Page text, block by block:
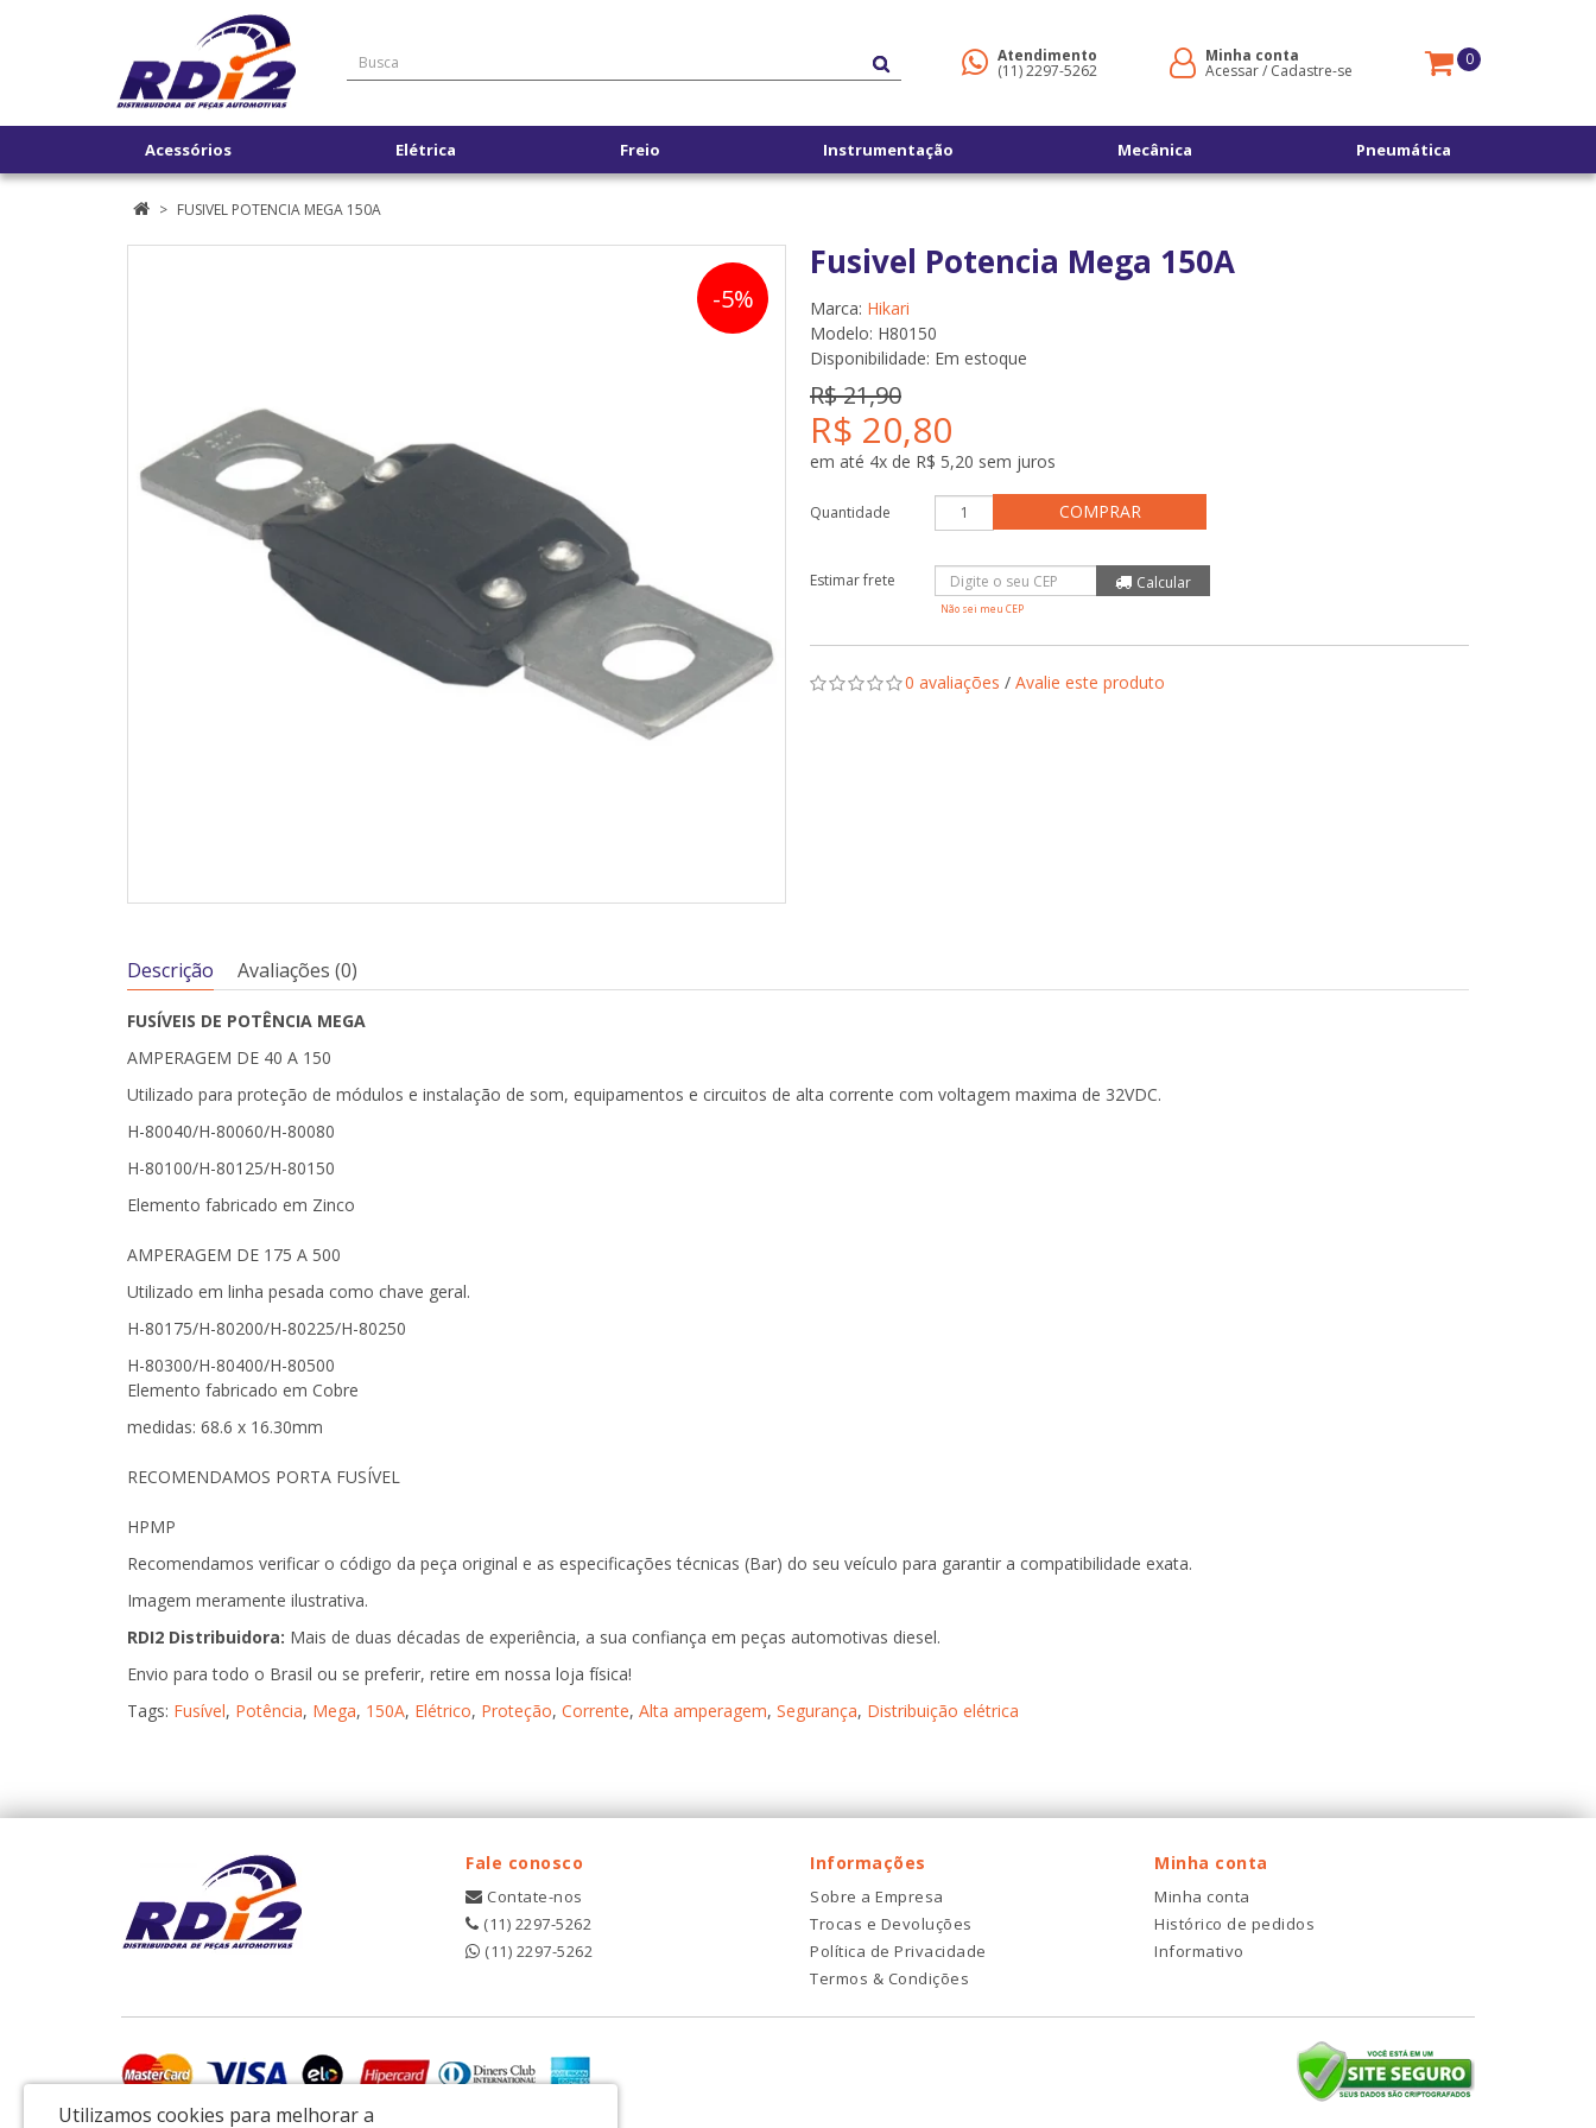
Atendimento
(11) 2297-5262
Minha conta
Acessar/ Cadastre-se
0
Acessórios Elétrica Freio Instrumentação Mecânica Pneumática
FUSIVEL POTENCIA MEGA 150A
-5%
Fusivel Potencia Mega 150A
Marca: Hikari
Modelo: H80150
Disponibilidade: Em estoque
R$ 21,90
R$ 20,80
em até 4x de R$ 5,20 sem juros
Quantidade COMPRAR
Não sei meu CEP
0 avaliações / Avalie este produto
Descrição Avaliações (0)
FUSÍVEIS DE POTÊNCIA MEGA
AMPERAGEM DE 40 A 150
Utilizado para proteção de módulos e instalação de som, equipamentos e circuitos de alta corrente com voltagem maxima de 32VDC.
H-80040/H-80060/H-80080
H-80100/H-80125/H-80150
Elemento fabricado em Zinco
AMPERAGEM DE 175 A 500
Utilizado em linha pesada como chave geral.
H-80175/H-80200/H-80225/H-80250
H-80300/H-80400/H-80500
Elemento fabricado em Cobre
medidas: 68.6 x 16.30mm
RECOMENDAMOS PORTA FUSÍVEL
HPMP
Recomendamos verificar o código da peça original e as especificações técnicas (Bar) do seu veículo para garantir a compatibilidade exata.
Imagem meramente ilustrativa.
RDI2 Distribuidora: Mais de duas décadas de experiência, a sua confiança em peças automotivas diesel.
Envio para todo o Brasil ou se preferir, retire em nossa loja física!
Tags: Fusível, Potência, Mega, 150A, Elétrico, Proteção, Corrente, Alta amperagem, Segurança, Distribuição elétrica
Fale conosco
Contate-nos
(11) 2297-5262
(11) 2297-5262
Informações
Sobre a Empresa
Trocas e Devoluções
Política de Privacidade
Termos & Condições
Minha conta
Minha conta
Histórico de pedidos
Informativo
Utilizamos cookies para melhorar a